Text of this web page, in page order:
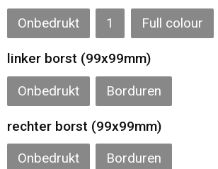
Onbedrukt 1 Full colour
linker borst (99x99mm)
Onbedrukt Borduren
rechter borst (99x99mm)
Onbedrukt Borduren